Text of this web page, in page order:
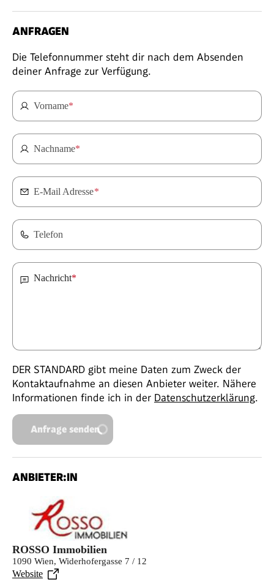
ANFRAGEN
Die Telefonnummer steht dir nach dem Absenden
deiner Anfrage zur Verfügung.
Vorname*
Nachname*
E-Mail Adresse*
Telefon
Nachricht*
DER STANDARD gibt meine Daten zum Zweck der
Kontaktaufnahme an diesen Anbieter weiter. Nähere
Informationen finde ich in der Datenschutzerklärung.
Anfrage senden
ANBIETER:IN
ROSSO Immobilien
1090 Wien, Widerhofergasse 7 / 12
Website